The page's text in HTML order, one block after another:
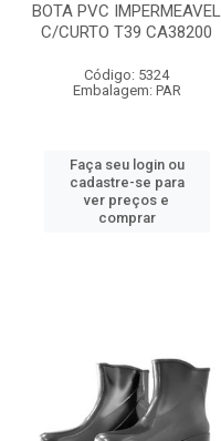
BOTA PVC IMPERMEAVEL
C/CURTO T39 CA38200
Código: 5324
Embalagem: PAR
Faça seu login ou
cadastre-se para
ver preços e
comprar